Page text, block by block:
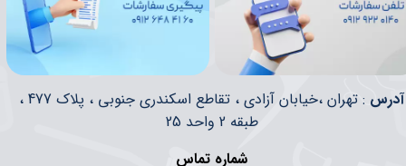
​​آدرس
: تهران ،خیابان آزادی ، تقاطع اسکندری جنوبی ، پلاک 477 ،
طبقه 2 واحد 25
شماره تماس